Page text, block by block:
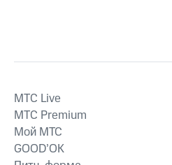
MTС Live
MTС Premium
Мой МТС
GOOD’OK